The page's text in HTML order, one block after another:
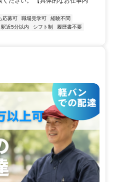
応募可 職場見学可
経験不問
駅近5分以内 シフト制
履歴書不要